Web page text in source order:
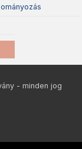
- minden jog